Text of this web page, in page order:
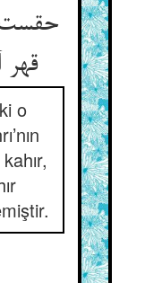
قهر آنجا مشتقست
o